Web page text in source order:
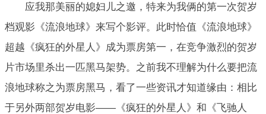
应我那美丽的媳妇儿之邀，特来为我俩的第一次贺岁
档观影《流浪地球》来写个影评。此时恰值《流浪地球》
超越《疯狂的外星人》成为票房第一，在竞争激烈的贺岁
片市场里杀出一匹黑马架势。之前我不理解为什么要把流
浪地球称之为票房黑马，看了一些资讯才知道缘由：相比
于另外两部贺岁电影——《疯狂的外星人》和《飞驰人